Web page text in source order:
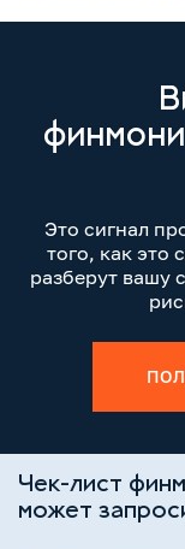
Это сигнал
того, как это
разберут вашу
Чек-лист
может